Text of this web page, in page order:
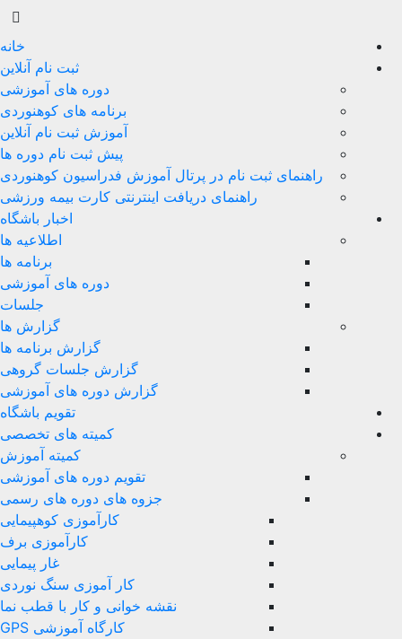
ثبت نام آنلاین
دوره های آموزشی
برنامه های کوهنوردی
آموزش ثبت نام آنلاین
پیش ثبت نام دوره ها
راهنمای ثبت نام در پرتال آموزش فدراسیون کوهنوردی
راهنمای دریافت اینترنتی کارت بیمه ورزشی
اخبار باشگاه
اطلاعیه ها
برنامه ها
دوره های آموزشی
گزارش ها
گزارش برنامه ها
گزارش جلسات گروهی
گزارش دوره های آموزشی
تقویم باشگاه
کمیته های تخصصی
کمیته آموزش
تقویم دوره های آموزشی
جزوه های دوره های رسمی
کارآموزی کوهپیمایی
کارآموزی برف
غار پیمایی
کار آموزی سنگ نوردی
نقشه خوانی و کار با قطب نما
کارگاه آموزشی GPS